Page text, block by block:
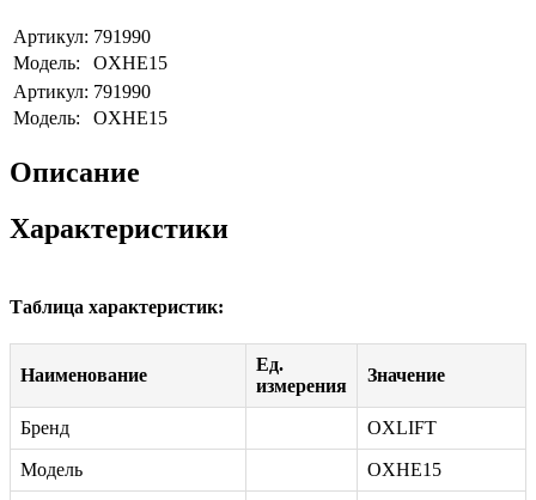
Артикул: 791990
Модель:
OXHE15
Артикул: 791990
Модель:
OXHE15
Описание
Характеристики
Таблица характеристик:
Наименование
Ед.
измерения
Значение
Бренд OXLIFT
Модель OXHE15